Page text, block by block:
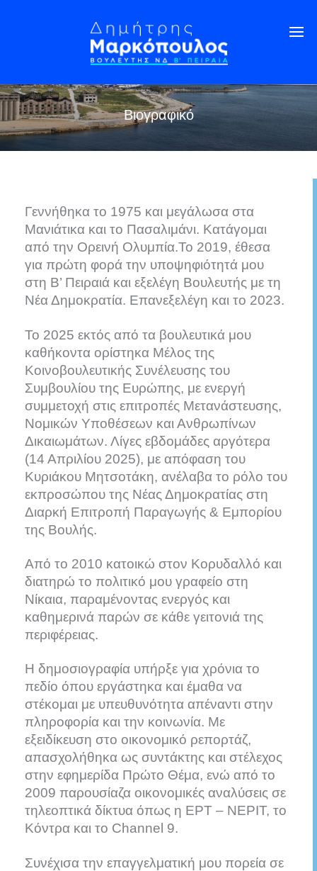
Βιογραφικό
Γεννήθηκα το 1975 και μεγάλωσα στα
Μανιάτικα και το Πασαλιμάνι. Κατάγομαι
από την Ορεινή Ολυμπία.Το 2019, έθεσα
για πρώτη φορά την υποψηφιότητά μου
στη Β’ Πειραιά και εξελέγη Βουλευτής με τη
Νέα Δημοκρατία. Επανεξελέγη και το 2023.
Το 2025 εκτός από τα βουλευτικά μου
καθήκοντα ορίστηκα Μέλος της
Κοινοβουλευτικής Συνέλευσης του
Συμβουλίου της Ευρώπης, με ενεργή
συμμετοχή στις επιτροπές Μετανάστευσης,
Νομικών Υποθέσεων και Ανθρωπίνων
Δικαιωμάτων. Λίγες εβδομάδες αργότερα
(14 Απριλίου 2025), με απόφαση του
Κυριάκου Μητσοτάκη, ανέλαβα το ρόλο του
εκπροσώπου της Νέας Δημοκρατίας στη
Διαρκή Επιτροπή Παραγωγής & Εμπορίου
της Βουλής.
Από το 2010 κατοικώ στον Κορυδαλλό και
διατηρώ το πολιτικό μου γραφείο στη
Νίκαια, παραμένοντας ενεργός και
καθημερινά παρών σε κάθε γειτονιά της
περιφέρειας.
Η δημοσιογραφία υπήρξε για χρόνια το
πεδίο όπου εργάστηκα και έμαθα να
στέκομαι με υπευθυνότητα απέναντι στην
πληροφορία και την κοινωνία. Με
εξειδίκευση στο οικονομικό ρεπορτάζ,
απασχολήθηκα ως συντάκτης και στέλεχος
στην εφημερίδα Πρώτο Θέμα, ενώ από το
2009 παρουσίαζα οικονομικές αναλύσεις σε
τηλεοπτικά δίκτυα όπως η ΕΡΤ – ΝΕΡΙΤ, το
Κόντρα και το Channel 9.
Συνέχισα την επαγγελματική μου πορεία σε